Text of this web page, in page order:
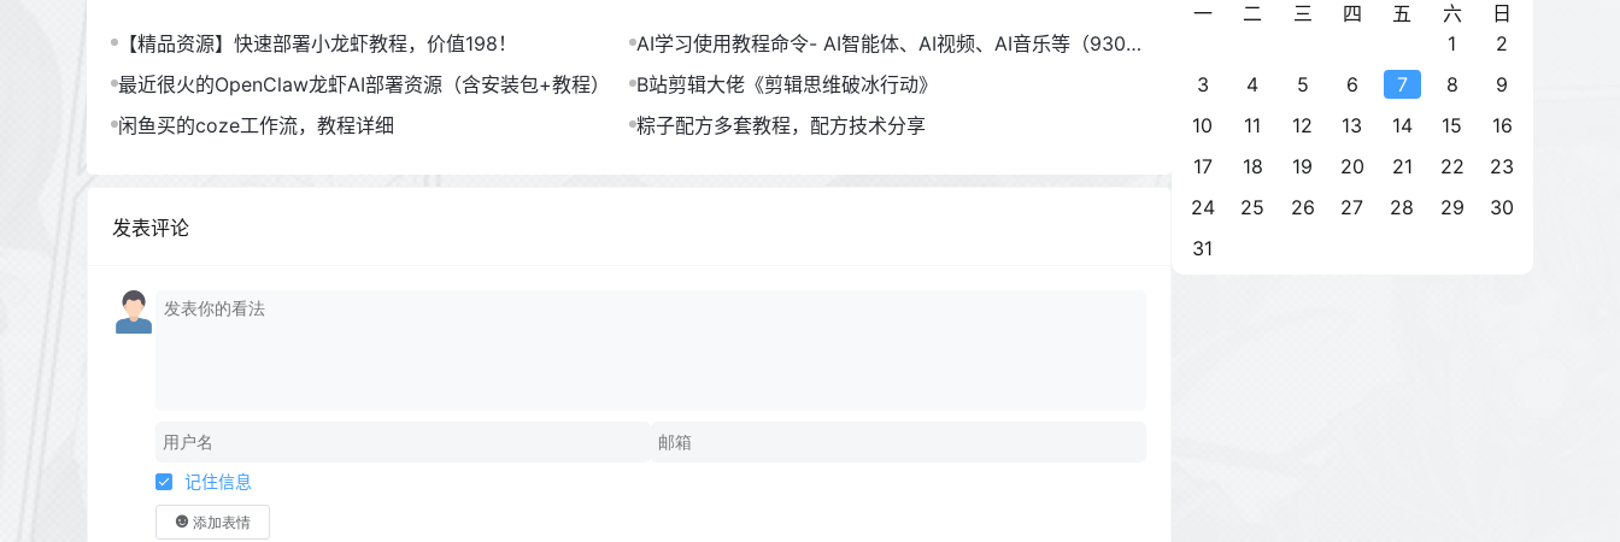
【精品资源】快速部署小龙虾教程，价值198！
AI学习使用教程命令- AI智能体、AI视频、AI音乐等（930G
B）
最近很火的OpenClaw龙虾AI部署资源（含安装包+教程）
B站剪辑大佬《剪辑思维破冰行动》
闲鱼买的coze工作流，教程详细
粽子配方多套教程，配方技术分享
发表评论
记住信息
添加表情
一 二 三 四 五 六
日
1
2
3
4 5 6 7 8
9
10
11 12 13 14 15
16
17
18 19 20 21 22
23
24
25 26 27 28 29
30
31